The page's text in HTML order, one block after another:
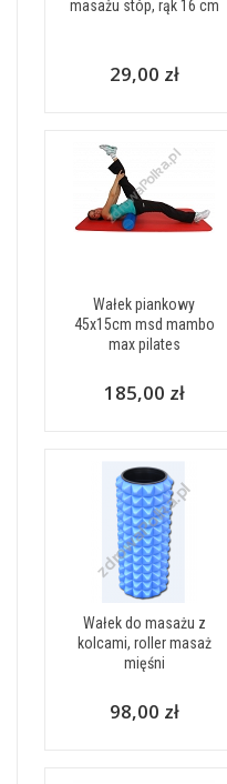
masażu stóp, rąk 16 cm
29,00 zł
Wałek piankowy
45x15cm msd mambo
max pilates
185,00 zł
Wałek do masażu z
kolcami, roller masaż
mięśni
98,00 zł